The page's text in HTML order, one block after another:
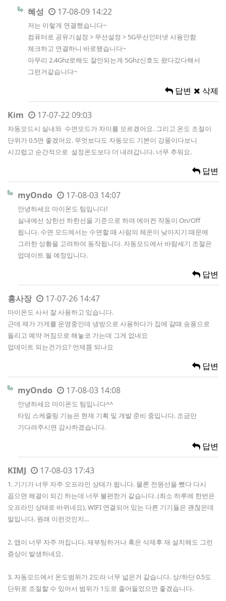
혜성 17-08-09 14:22
저는 이렇게 연결했습니다~
컴퓨터로 공유기설정 > 무선설정 > 5G무선인터넷 사용안함
체크하고 연결하니 바로됐습니다~
아무리 2.4Ghz로해도 잘안되는게 5Ghz신호도 왔다갔다해서
그런거같습니다~
답변 삭제
Kim 17-07-22 09:03
자동모드시 실내와 수면모드가 차이를 모르겠어요. 그리고 온도 조절이
단위가 0.5면 좋겠어요. 무엇보다도 자동모드 기본이 강풍이다보니
시끄럽고 순간적으로 설정온도보다 더 내려갑니다. 너무 추워요.
답변
myOndo 17-08-03 14:07
안녕하세요 마이온도 팀입니다!
실내에선 상한선 하한선을 기준으로 하여 에어컨 작동이 On/Off
됩니다. 수면 모드에서는 수면할 때 사람의 체온이 낮아지기 때문에
그러한 상황을 고려하여 동작됩니다. 자동모드에서 바람세기 조절은
업데이트 될 예정입니다.
답변
홍사장 17-07-26 14:47
마이온도 사서 잘 사용하고 있습니다.
근데 제가 가게를 운영중인데 냉방으로 사용하다가 집에 갈때 송풍으로
돌리고 예약 꺼짐으로 해놓코 가는데 그게 없네요
업데이트 되는건가요? 언제쯤 되나요
답변
myOndo 17-08-03 14:08
안녕하세요 마이온도 팀입니다^^
타임 스케줄링 기능은 현재 기획 및 개발 준비 중입니다. 조금만
기다려주시면 감사하겠습니다.
답변
KIMJ 17-08-03 17:43
1. 기기가 너무 자주 오프라인 상태가 됩니다. 물론 전원선을 뺐다 다시
꼽으면 해결이 되긴 하는데 너무 불편한거 같습니다. (최소 하루에 한번은
오프라인 상태로 바뀌네요), WIFI 연결되어 있는 다른 기기들은 괜찮은데
말입니다. 원래 이런것인지...
2. 앱이 너무 자주 꺼집니다. 재부팅하거나 혹은 삭제후 재 설치해도 그런
증상이 발생하네요.
3. 자동모드에서 온도범위가 2도라 너무 넓은거 같습니다. 상/하단 0.5도
단뒤로 조절할 수 있어서 범위가 1도로 줄어들었으면 좋겠습니다.